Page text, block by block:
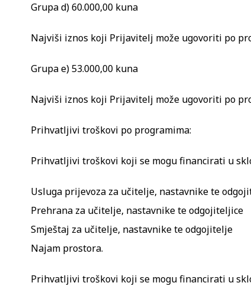
Grupa d) 60.000,00 kuna
Najviši iznos koji Prijavitelj može ugovoriti po
Grupa e) 53.000,00 kuna
Najviši iznos koji Prijavitelj može ugovoriti po
Prihvatljivi troškovi po programima:
Prihvatljivi troškovi koji se mogu financirati u
Usluga prijevoza za učitelje, nastavnike te
Prehrana za učitelje, nastavnike te odgojiteljice
Smještaj za učitelje, nastavnike te odgojitelje
Najam prostora.
Prihvatljivi troškovi koji se mogu financirati u